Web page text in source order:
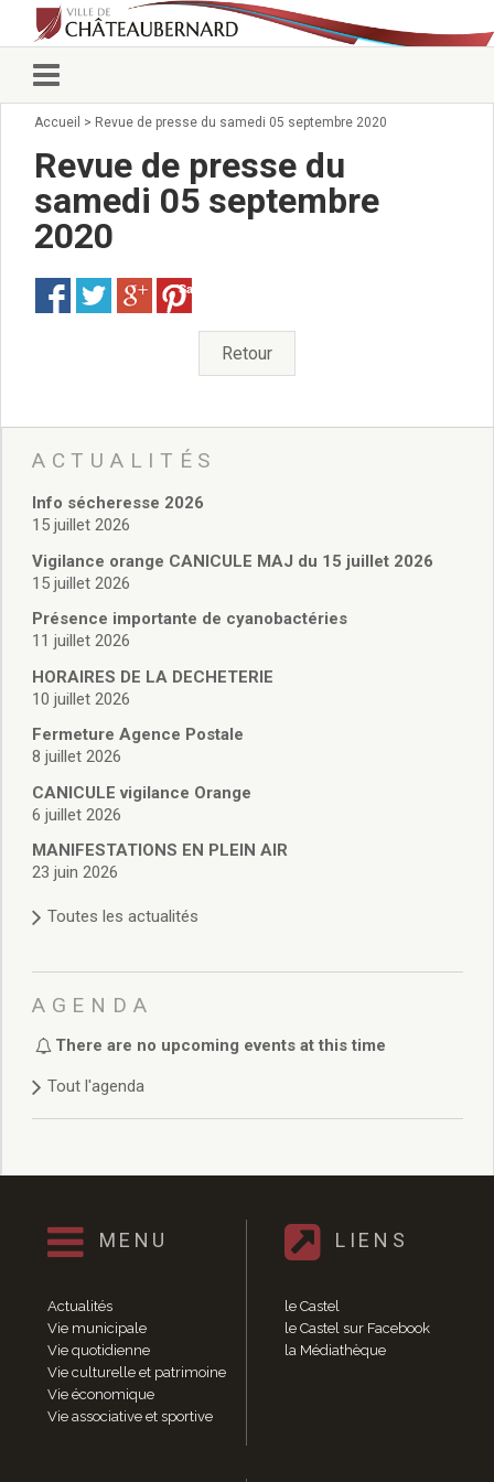
Vie municipale
Conseillers municipaux
Commissions 2026
Prendre rendez-vous
Services municipaux
Organigramme
Pour venir nous voir
État civil/élections/formalités
Affaires Scolaires
Vie associative
Police Municipale/règlementation
Services en ligne
Inscriptions sur les listes électorales
Plan Local d’Urbanisme intercommunal
Actes d’état civil
Budgets
Budget de Fonctionnement
Budget d’Investissement
Conseils municipaux
Règlement du conseil municipal
Déliberations 2026
Délibérations 2024
Délibérations 2022
Délibérations 2021
Délibérations 2019
Délibérations 2018
Délibérations 2012
Délibérations 2009
Délibérations 2008
Agenda réunions publiques
Marchés publics
Toutes les actualités
Accueil > Revue de presse du samedi 05 septembre 2020
Revue de presse du
samedi 05 septembre
2020
Save
Retour
ACTUALITÉS
Info sécheresse 2026
15 juillet 2026
Vigilance orange CANICULE MAJ du 15 juillet 2026
15 juillet 2026
Présence importante de cyanobactéries
11 juillet 2026
HORAIRES DE LA DECHETERIE
10 juillet 2026
Fermeture Agence Postale
8 juillet 2026
CANICULE vigilance Orange
6 juillet 2026
MANIFESTATIONS EN PLEIN AIR
23 juin 2026
Toutes les actualités
AGENDA
There are no upcoming events at this time
Tout l'agenda
MENU
Actualités
Vie municipale
Vie quotidienne
Vie culturelle et patrimoine
Vie économique
Vie associative et sportive
LIENS
le Castel
le Castel sur Facebook
la Médiathèque